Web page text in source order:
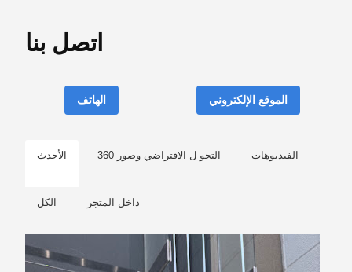
اتصل بنا
الهاتف الموقع الإلكتروني
الأحدث التجو ل الافتراضي وصور 360 الفيديوهات
الكل داخل المتجر